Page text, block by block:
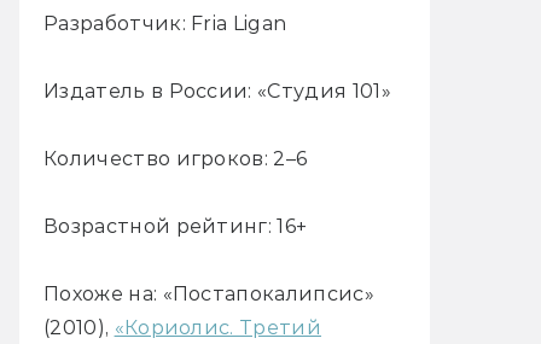
Разработчик: Fria Ligan
Издатель в России: «Студия 101»
Количество игроков: 2–6
Возрастной рейтинг: 16+
Похоже на: «Постапокалипсис»
(2010), «Кориолис. Третий